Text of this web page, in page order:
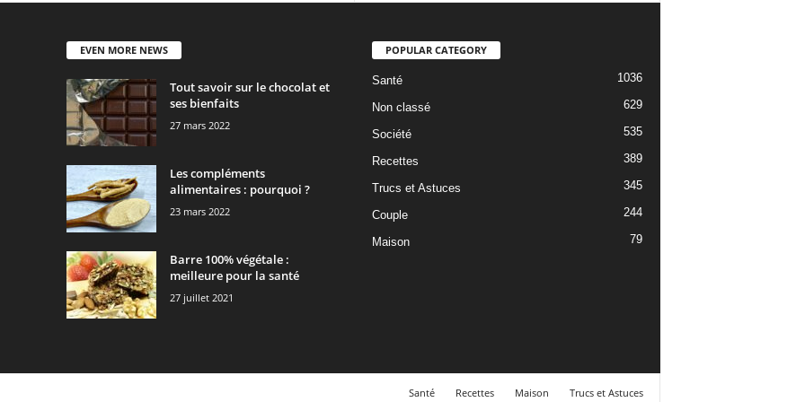
EVEN MORE NEWS
Tout savoir sur le chocolat et
ses bienfaits
27 mars 2022
Les compléments
alimentaires : pourquoi ?
23 mars 2022
Barre 100% végétale :
meilleure pour la santé
27 juillet 2021
POPULAR CATEGORY
Santé 1036
Non classé 629
Société 535
Recettes 389
Trucs et Astuces 345
Couple 244
Maison 79
Santé Recettes Maison Trucs et Astuces